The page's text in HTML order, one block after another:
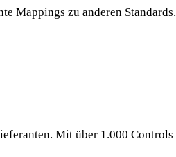
Mappings zu anderen Standards.
Mit über 1.000